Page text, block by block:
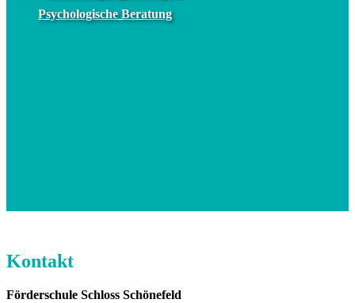
Psychologische Beratung
Kontakt
Förderschule Schloss Schönefeld